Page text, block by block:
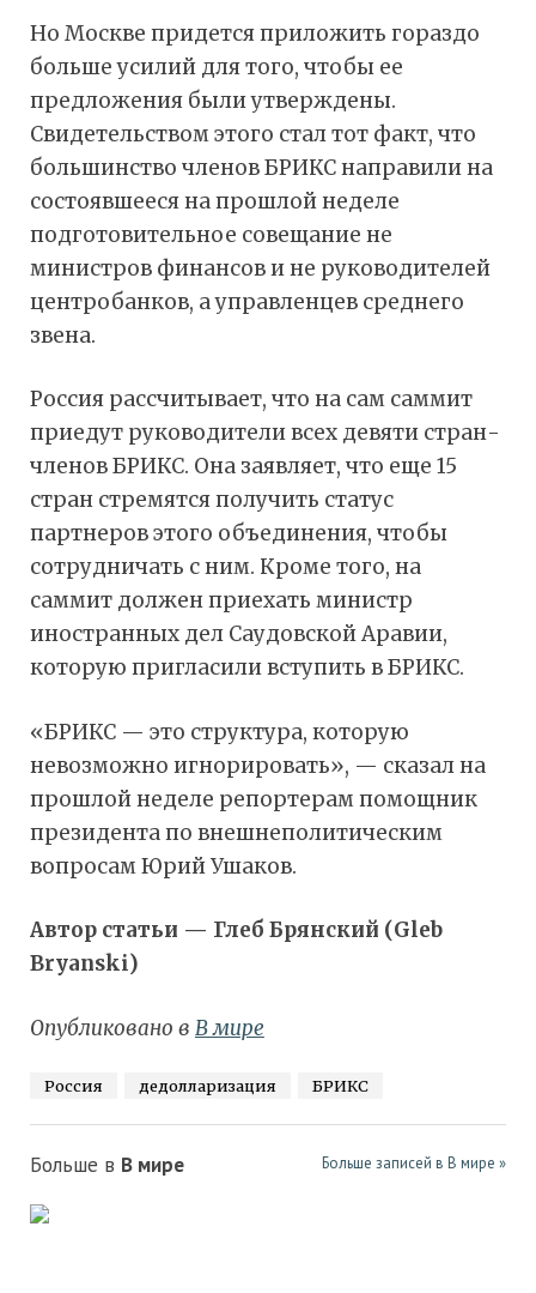
Но Москве придется приложить гораздо
больше усилий для того, чтобы ее
предложения были утверждены.
Свидетельством этого стал тот факт, что
большинство членов БРИКС направили на
состоявшееся на прошлой неделе
подготовительное совещание не
министров финансов и не руководителей
центробанков, а управленцев среднего
звена.
Россия рассчитывает, что на сам саммит
приедут руководители всех девяти стран-
членов БРИКС. Она заявляет, что еще 15
стран стремятся получить статус
партнеров этого объединения, чтобы
сотрудничать с ним. Кроме того, на
саммит должен приехать министр
иностранных дел Саудовской Аравии,
которую пригласили вступить в БРИКС.
«БРИКС — это структура, которую
невозможно игнорировать», — сказал на
прошлой неделе репортерам помощник
президента по внешнеполитическим
вопросам Юрий Ушаков.
Автор статьи — Глеб Брянский (Gleb
Bryanski)
Опубликовано в В мире
Россия дедолларизация БРИКС
Больше в В мире Больше записей в В мире »